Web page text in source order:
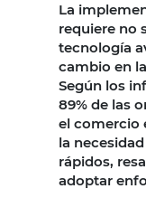
La
requiere no
tecnología
cambio en
Según los
89% de las
el comercio
la
rápidos,
adoptar